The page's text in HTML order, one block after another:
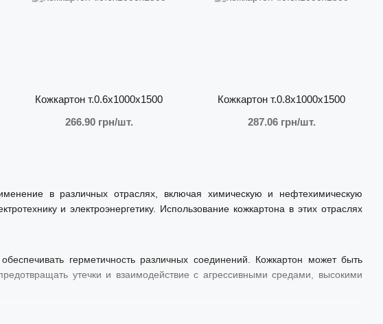
в различных отраслях, включая химическую и нефтехимическую
и электроэнергетику. Использование кожкартона в этих отраслях
герметичность различных соединений. Кожкартон может быть
утечки и взаимодействие с агрессивными средами, высокими
Кожкартон т.0.6х1000х1500
266.90 грн/шт.
Кожкартон т.0.8х1000х1500
287.06 грн/шт.